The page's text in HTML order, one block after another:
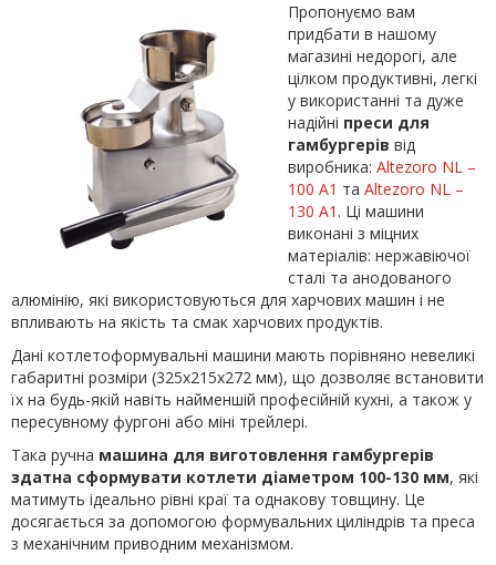
Пропонуємо вам
придбати в нашому
магазині недорогі, але
цілком продуктивні, легкі
у використанні та дуже
надійні преси для
гамбургерів від
виробника: Altezoro NL –
100 A1 та Altezoro NL –
130 A1 . Ці машини
виконані з міцних
матеріалів: нержавіючої
сталі та анодованого
алюмінію, які використовуються для харчових машин і не
впливають на якість та смак харчових продуктів.
Дані котлетоформувальні машини мають порівняно невеликі
габаритні розміри (325х215х272 мм), що дозволяє встановити
їх на будь-якій навіть найменшій професійній кухні, а також у
пересувному фургоні або міні трейлері.
Така ручна машина для виготовлення гамбургерів
здатна сформувати котлети діаметром 100-130 мм, які
матимуть ідеально рівні краї та однакову товщину. Це
досягається за допомогою формувальних циліндрів та преса
з механічним приводним механізмом.